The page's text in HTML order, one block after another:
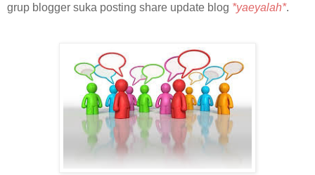
grup blogger suka posting share update blog *yaeyalah*.